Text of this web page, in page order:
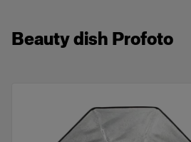
Beauty dish Profoto